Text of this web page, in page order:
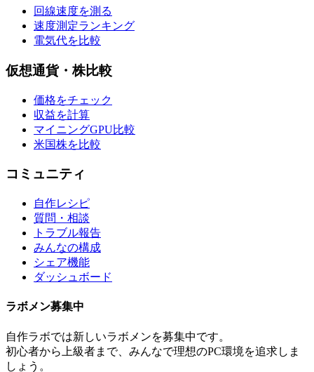
回線速度を測る
速度測定ランキング
電気代を比較
仮想通貨・株比較
価格をチェック
収益を計算
マイニングGPU比較
米国株を比較
コミュニティ
自作レシピ
質問・相談
トラブル報告
みんなの構成
シェア機能
ダッシュボード
ラボメン募集中
自作ラボでは新しいラボメンを募集中です。
初心者から上級者まで、みんなで理想のPC環境を追求しま
しょう。